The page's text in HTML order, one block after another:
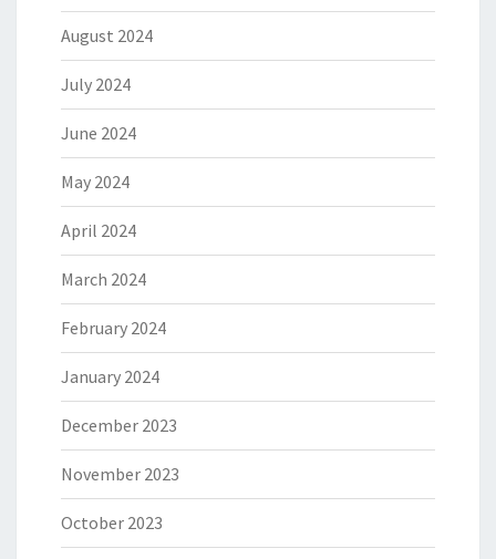
August 2024
July 2024
June 2024
May 2024
April 2024
March 2024
February 2024
January 2024
December 2023
November 2023
October 2023